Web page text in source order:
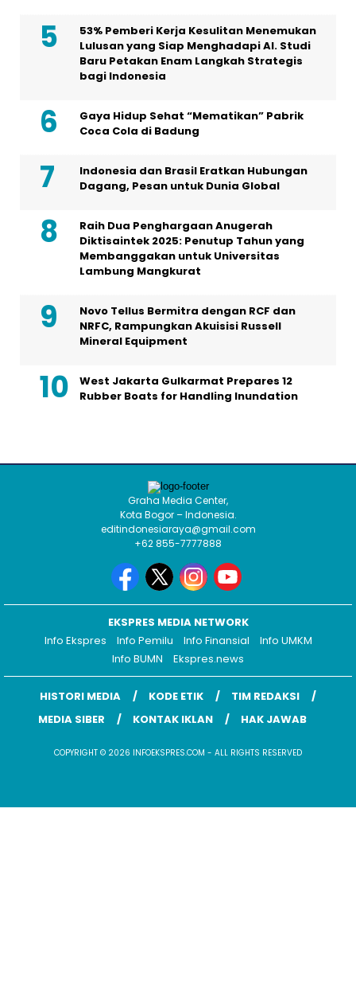
53% Pemberi Kerja Kesulitan Menemukan
Lulusan yang Siap Menghadapi AI. Studi
Baru Petakan Enam Langkah Strategis
bagi Indonesia
Gaya Hidup Sehat “Mematikan” Pabrik
Coca Cola di Badung
Indonesia dan Brasil Eratkan Hubungan
Dagang, Pesan untuk Dunia Global
Raih Dua Penghargaan Anugerah
Diktisaintek 2025: Penutup Tahun yang
Membanggakan untuk Universitas
Lambung Mangkurat
Novo Tellus Bermitra dengan RCF dan
NRFC, Rampungkan Akuisisi Russell
Mineral Equipment
West Jakarta Gulkarmat Prepares 12
Rubber Boats for Handling Inundation
Graha Media Center,
Kota Bogor – Indonesia.
editindonesiaraya@gmail.com
+62 855-7777888
EKSPRES MEDIA NETWORK
Info Ekspres
Info Pemilu Info Finansial
Info UMKM
Info BUMN
Ekspres.news
HISTORI MEDIA KODE ETIK
TIM REDAKSI
MEDIA SIBER
KONTAK IKLAN HAK JAWAB
COPYRIGHT © 2026 INFOEKSPRES.COM - ALL RIGHTS RESERVED